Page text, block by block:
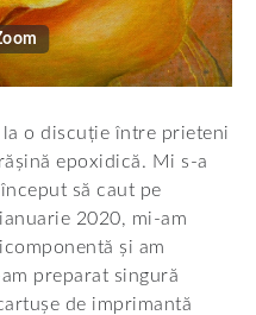
o discuție între prieteni
epoxidică. Mi s-a
să caut pe
2020, mi-am
și am
preparat singură
de imprimantă